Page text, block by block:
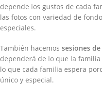
depende los gustos de cada
las fotos con variedad de
especiales.
También hacemos sesiones
dependerá de lo que la
lo que cada familia espera
único y especial.